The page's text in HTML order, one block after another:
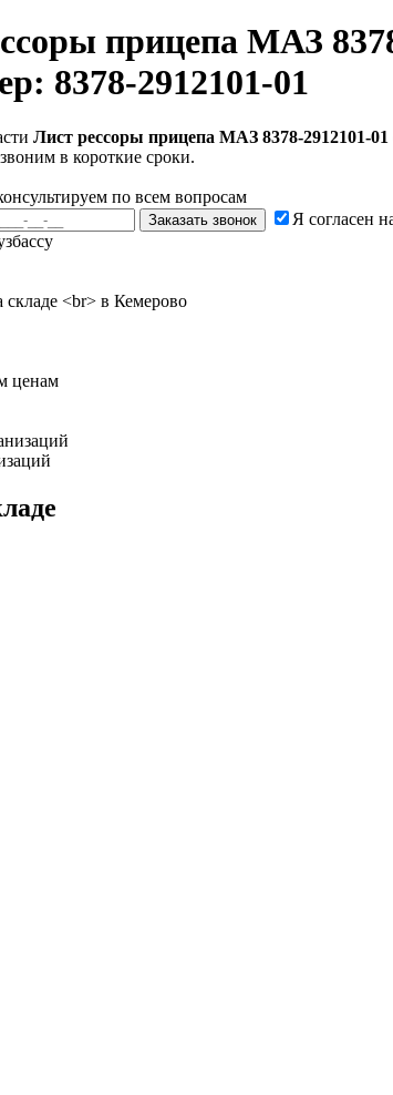
прицепа МАЗ
8378-2912101-01
Лист рессоры прицепа МАЗ 8378-2912101-
в короткие сроки.
по всем вопросам
Заказать звонок Я согласен